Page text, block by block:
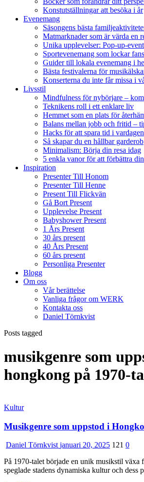
Konstutställningar att besöka i år
Evenemang
Säsongens bästa
Matmarknader som är värda en
Unika upplevelser: Pop-up-
Sportevenemang som lockar
Guider till lokala evenemang i
Bästa festivalerna för
Konserterna du inte får missa i
Livsstil
Mindfulness för nybörjare –
Teknikens roll i ett enklare liv
Hemmet som en plats för
Balans mellan jobb och fritid –
Hacks för att spara tid i vardagen
Så skapar du en hållbar garderob
Minimalism: Börja din resa idag
5 enkla vanor för att förbättra
Inspiration
Presenter Till Honom
Presenter Till Henne
Present Till Flickvän
Gå Bort Present
Upplevelse Present
Babyshower Present
1 Års Present
30 års present
40 Års Present
60 års present
Personliga Presenter
Blogg
Om oss
Vår berättelse
Vanliga frågor om WERK
Kontakta oss
Daniel Törnkvist
Posts tagged
musikgenre som
hongkong på 1970-
Kultur
Musikgenre som uppstod i
Daniel Törnkvist januari 20, 2025 121 0
På 1970-talet började en unik musikstil växa
speglade stadens dynamiska kultur och